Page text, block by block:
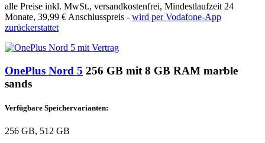
alle Preise inkl. MwSt., versandkostenfrei, Mindestlaufzeit 24
Monate, 39,99 € Anschlusspreis - wird per Vodafone-App
zurückerstattet
OnePlus Nord 5 256 GB mit 8 GB RAM marble
sands
Verfügbare Speichervarianten:
256 GB, 512 GB